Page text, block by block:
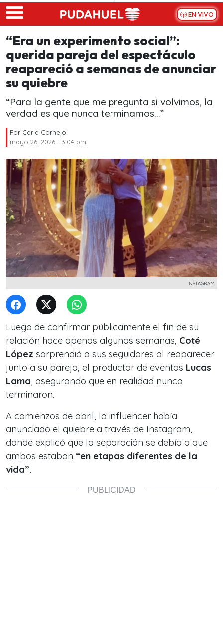
Skip to main content
EN VIVO
“Era un experimento social”:
querida pareja del espectáculo
reapareció a semanas de anunciar
su quiebre
“Para la gente que me pregunta si volvimos, la
verdad es que nunca terminamos...”
Por Carla Cornejo
mayo 26, 2026 - 3:04 pm
INSTAGRAM
Luego de confirmar públicamente el fin de su
relación hace apenas algunas semanas, Coté
López sorprendió a sus seguidores al reaparecer
junto a su pareja, el productor de eventos Lucas
Lama, asegurando que en realidad nunca
terminaron.
A comienzos de abril, la influencer había
anunciado el quiebre a través de Instagram,
donde explicó que la separación se debía a que
ambos estaban “en etapas diferentes de la
vida”.